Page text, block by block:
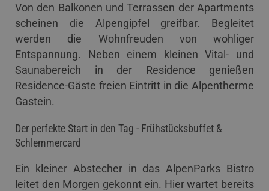
Von den Balkonen und Terrassen der Apartments
scheinen die Alpengipfel greifbar. Begleitet
werden die Wohnfreuden von wohliger
Entspannung. Neben einem kleinen Vital- und
Saunabereich in der Residence genießen
Residence-Gäste freien Eintritt in die Alpentherme
Gastein.
Der perfekte Start in den Tag - Frühstücksbuffet &
Schlemmercard
Ein kleiner Abstecher in das AlpenParks Bistro
leitet den Morgen gekonnt ein. Hier wartet bereits